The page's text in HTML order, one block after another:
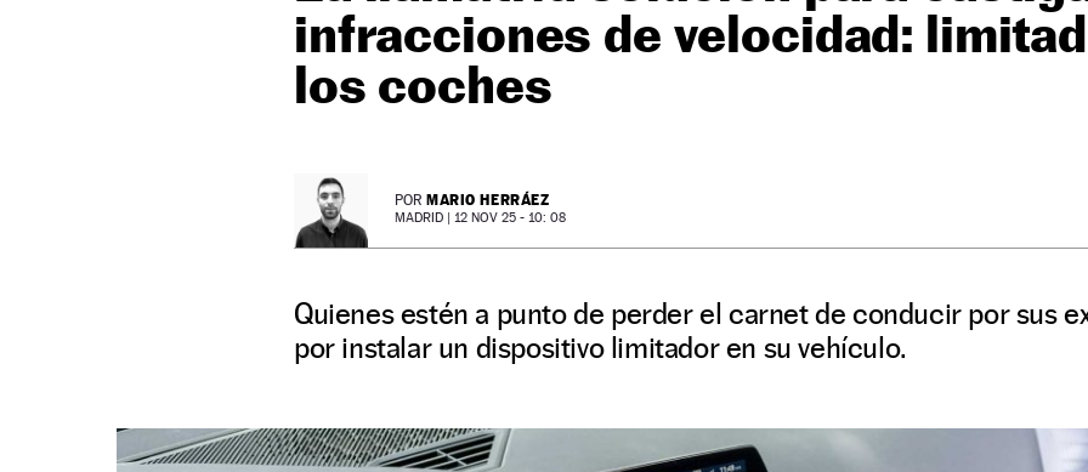
infracciones de velocidad:
los coches
POR MARIO HERRÁEZ
MADRID | 12 NOV 25 - 10: 08
Quienes estén a punto de perder el carnet de conducir por sus
por instalar un dispositivo limitador en su vehículo.